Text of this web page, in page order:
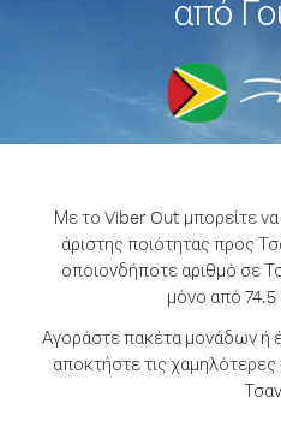
από
Με το Viber Out μπορείτε να
άριστης ποιότητας προς
οποιονδήποτε αριθμό σε
μόνο από
Αγοράστε πακέτα μονάδων ή
αποκτήστε τις